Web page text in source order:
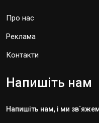
Про нас
Реклама
Контакти
Напишіть нам
Напишіть нам, і ми